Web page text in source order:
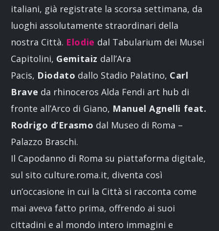
italiani, già registrate la scorsa settimana, da
luoghi assolutamente straordinari della
nostra Città. Elodie dal Tabularium dei Musei
Capitolini, Gemitaiz dall’Ara
Pacis, Diodato dallo Stadio Palatino, Carl
Brave da rhinoceros Alda Fendi art hub di
fronte all’Arco di Giano, Manuel Agnelli feat.
Rodrigo d’Erasmo dal Museo di Roma –
Palazzo Braschi.
Il Capodanno di Roma su piattaforma digitale,
sul sito culture.roma.it, diventa così
un’occasione in cui la Città si racconta come
mai aveva fatto prima, offrendo ai suoi
cittadini e al mondo intero immagini e